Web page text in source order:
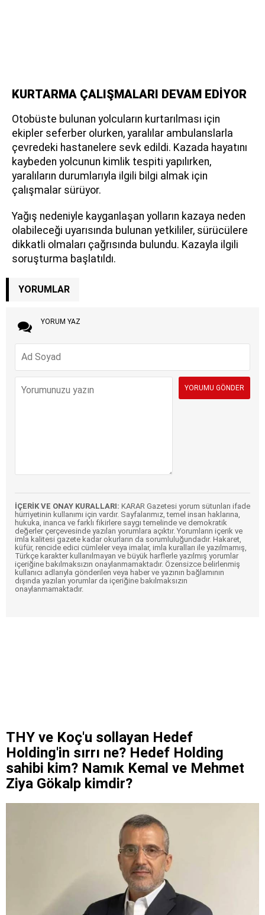
KURTARMA ÇALIŞMALARI DEVAM EDİYOR
Otobüste bulunan yolcuların kurtarılması için
ekipler seferber olurken, yaralılar ambulanslarla
çevredeki hastanelere sevk edildi. Kazada hayatını
kaybeden yolcunun kimlik tespiti yapılırken,
yaralıların durumlarıyla ilgili bilgi almak için
çalışmalar sürüyor.
Yağış nedeniyle kayganlaşan yolların kazaya neden
olabileceği uyarısında bulunan yetkililer, sürücülere
dikkatli olmaları çağrısında bulundu. Kazayla ilgili
soruşturma başlatıldı.
YORUMLAR
YORUM YAZ
İÇERİK VE ONAY KURALLARI: KARAR Gazetesi yorum sütunları ifade
hürriyetinin kullanımı için vardır. Sayfalarımız, temel insan haklarına,
hukuka, inanca ve farklı fikirlere saygı temelinde ve demokratik
değerler çerçevesinde yazılan yorumlara açıktır. Yorumların içerik ve
imla kalitesi gazete kadar okurların da sorumluluğundadır. Hakaret,
küfür, rencide edici cümleler veya imalar, imla kuralları ile yazılmamış,
Türkçe karakter kullanılmayan ve büyük harflerle yazılmış yorumlar
içeriğine bakılmaksızın onaylanmamaktadır. Özensizce belirlenmiş
kullanıcı adlarıyla gönderilen veya haber ve yazının bağlamının
dışında yazılan yorumlar da içeriğine bakılmaksızın
onaylanmamaktadır.
THY ve Koç'u sollayan Hedef
Holding'in sırrı ne? Hedef Holding
sahibi kim? Namık Kemal ve Mehmet
Ziya Gökalp kimdir?